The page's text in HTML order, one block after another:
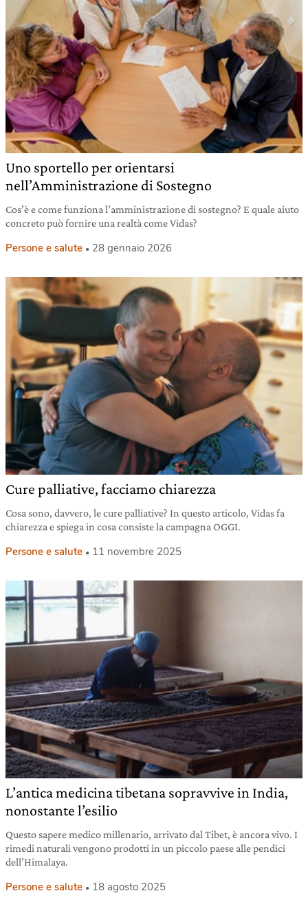
Uno sportello per orientarsi
nell’Amministrazione di Sostegno
Cos’è e come funziona l’amministrazione di sostegno? E quale aiuto
concreto può fornire una realtà come Vidas?
Persone e salute 28 gennaio 2026
Cure palliative, facciamo chiarezza
Cosa sono, davvero, le cure palliative? In questo articolo, Vidas fa
chiarezza e spiega in cosa consiste la campagna OGGI.
Persone e salute 11 novembre 2025
L’antica medicina tibetana sopravvive in India,
nonostante l’esilio
Questo sapere medico millenario, arrivato dal Tibet, è ancora vivo. I
rimedi naturali vengono prodotti in un piccolo paese alle pendici
dell’Himalaya.
Persone e salute 18 agosto 2025